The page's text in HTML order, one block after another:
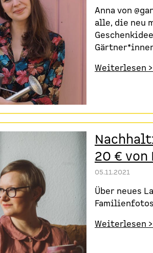
Anna von
alle, die neu
Weiterlesen
20 € von
05.11.2021
Über neues
Weiterlesen